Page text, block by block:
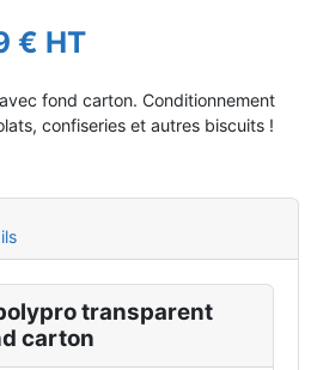
€ HT
fond carton. Conditionnement
confiseries et autres biscuits !
transparent
carton